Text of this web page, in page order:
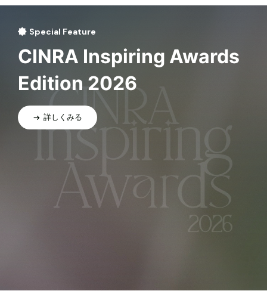
Special Feature
CINRA Inspiring Awards
Edition 2026
詳しくみる